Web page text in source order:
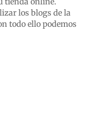
los blogs de la
todo ello podemos